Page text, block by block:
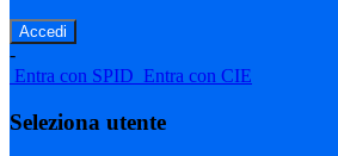
-
Entra con SPID Entra con CIE
Seleziona utente